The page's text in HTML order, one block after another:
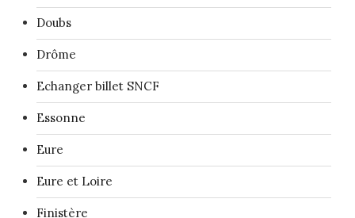
Doubs
Drôme
Echanger billet SNCF
Essonne
Eure
Eure et Loire
Finistère